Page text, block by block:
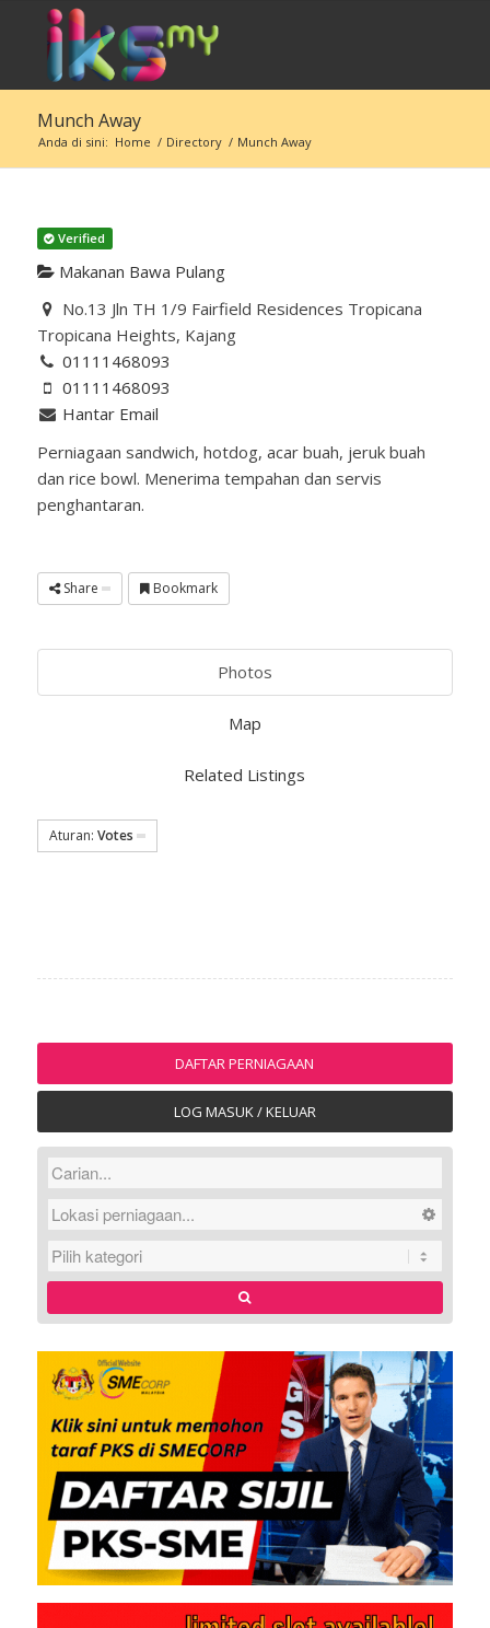
Munch Away
Anda di sini: Home / Directory / Munch Away
Verified
Makanan Bawa Pulang
No.13 Jln TH 1/9 Fairfield Residences Tropicana
Tropicana Heights, Kajang
01111468093
01111468093
Hantar Email
Perniagaan sandwich, hotdog, acar buah, jeruk buah
dan rice bowl. Menerima tempahan dan servis
penghantaran.
Share Bookmark
Photos
Map
Related Listings
Aturan: Votes
DAFTAR PERNIAGAAN
LOG MASUK / KELUAR